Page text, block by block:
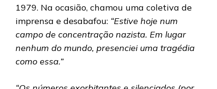
1979. Na ocasião, chamou uma coletiva de
imprensa e desabafou: “Estive hoje num
campo de concentração nazista. Em lugar
nenhum do mundo, presenciei uma tragédia
como essa.”